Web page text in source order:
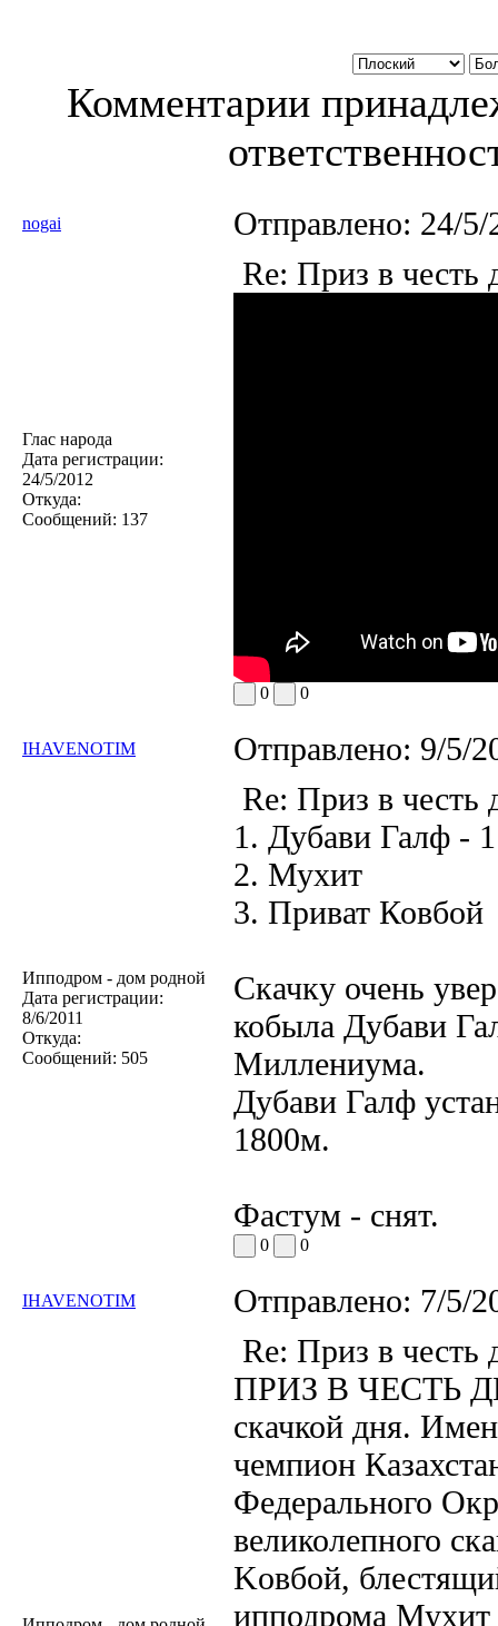
Комментарии
nogai Отправлено: 24/
Глас народа
Дата регистрации:
24/5/2012
Откуда:
Сообщений: 137
Re: Приз в честь
0 0
IHAVENOTIM Отправлено: 9/5/
Ипподром - дом родной
Дата регистрации:
8/6/2011
Откуда:
Сообщений: 505
Re: Приз в честь
1. Дубави Галф -
2. Мухит
3. Приват Ковбой
Скачку очень
кобыла Дубави
Миллениума.
Дубави Галф
1800м.
Фастум - снят.
0 0
IHAVENOTIM Отправлено: 7/5/
Re: Приз в честь
ПРИЗ В ЧЕСТЬ
скачкой дня.
чемпион
Федерального
великолепного
Koвбoй,
ипподрома Мухит